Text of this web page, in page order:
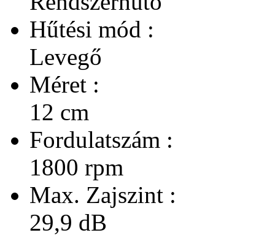
Hűtési mód :
Levegő
Méret :
12 cm
Fordulatszám :
1800 rpm
Max. Zajszint :
29,9 dB